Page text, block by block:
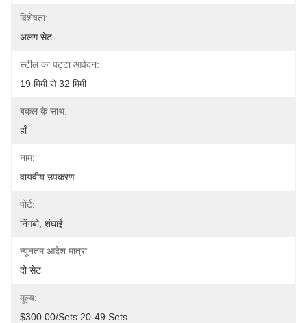
विशेषता:
अलग सेट
स्टील का पट्टा आवेदन:
19 मिमी से 32 मिमी
बकल के साथ:
हाँ
नाम:
वायवीय उपकरण
पोर्ट:
निंगबो, शंघाई
न्यूनतम आदेश मात्रा:
दो सेट
मूल्य:
$300.00/sets 20-49 Sets